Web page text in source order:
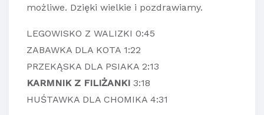
możliwe. Dzięki wielkie i pozdrawiamy.
LEGOWISKO Z WALIZKI 0:45
ZABAWKA DLA KOTA 1:22
PRZEKĄSKA DLA PSIAKA 2:13
KARMNIK Z FILIŻANKI 3:18
HUŚTAWKA DLA CHOMIKA 4:31